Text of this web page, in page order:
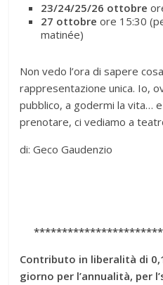
23/24/25/26 ottobre
27 ottobre ore 15:30
matinée)
Non vedo l’ora di sapere
rappresentazione unica. Io,
pubblico, a godermi la vita…
prenotare, ci vediamo a
di: Geco Gaudenzio
Contributo in liberalità di
giorno per l’annualità, per